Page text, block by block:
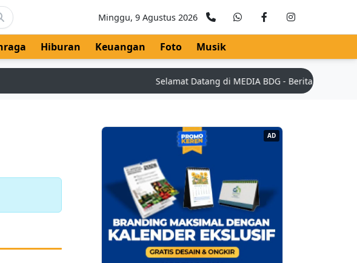
Minggu, 9 Agustus 2026
Hiburan Keuangan Foto Musik
Selamat Datang di MEDIA BDG - Berita Teknologi
AD